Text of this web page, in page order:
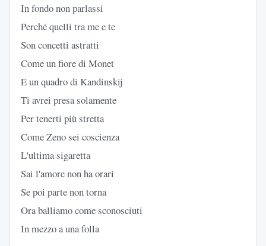
In fondo non parlassi
Perché quelli tra me e te
Son concetti astratti
Come un fiore di Monet
E un quadro di Kandinskij
Ti avrei presa solamente
Per tenerti più stretta
Come Zeno sei coscienza
L'ultima sigaretta
Sai l'amore non ha orari
Se poi parte non torna
Ora balliamo come sconosciuti
In mezzo a una folla